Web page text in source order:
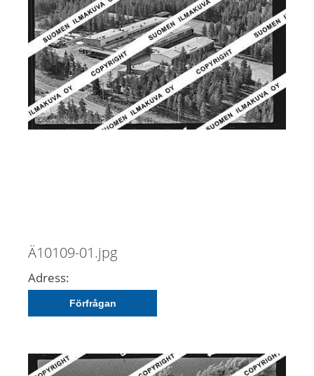
Ä10109-01.jpg
Adress:
Förfrågan